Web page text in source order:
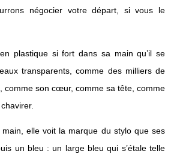
négocier votre départ, si vous le
plastique si fort dans sa main qu’il se
transparents, comme des milliers de
comme son cœur, comme sa tête, comme
elle voit la marque du stylo que ses
un bleu : un large bleu qui s’étale telle